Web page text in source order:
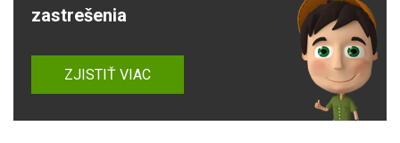
zastrešenia
ZJISTIŤ VIAC